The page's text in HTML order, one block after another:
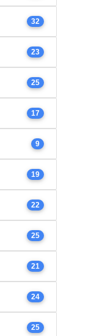
32
23
25
17
9
19
22
25
21
24
25